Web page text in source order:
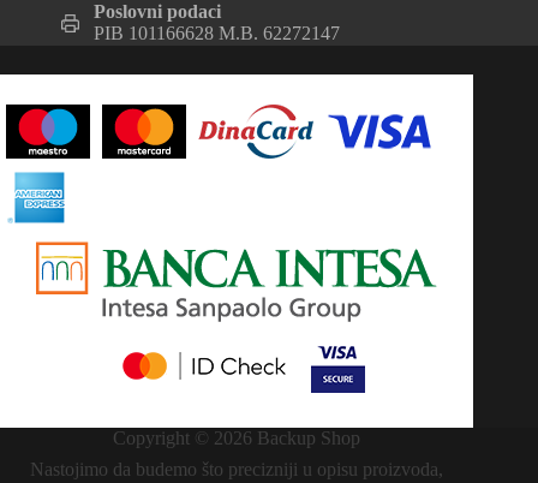
Poslovni podaci
PIB 101166628 M.B. 62272147
Copyright © 2026 Backup Shop
Nastojimo da budemo što precizniji u opisu proizvoda,